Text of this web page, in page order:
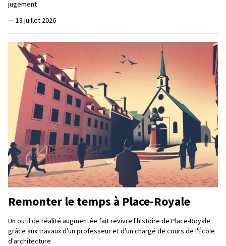
jugement
— 13 juillet 2026
Remonter le temps à Place-Royale
Un outil de réalité augmentée fait revivre l'histoire de Place-Royale
grâce aux travaux d'un professeur et d'un chargé de cours de l'École
d'architecture